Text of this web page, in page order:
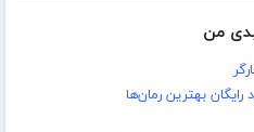
من
رایگان بهترین رمان‌ها